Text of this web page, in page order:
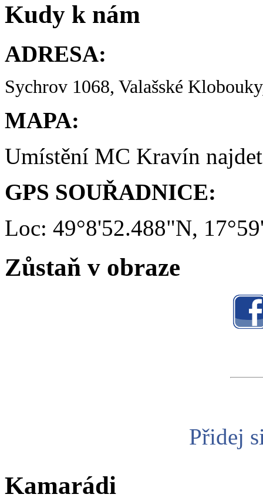
Kudy k nám
ADRESA:
Sychrov 1068, Valašské
MAPA:
Umístění MC Kravín
GPS SOUŘADNICE:
Loc: 49°8'52.488"N,
Zůstaň v obraze
Přidej
Kamarádi